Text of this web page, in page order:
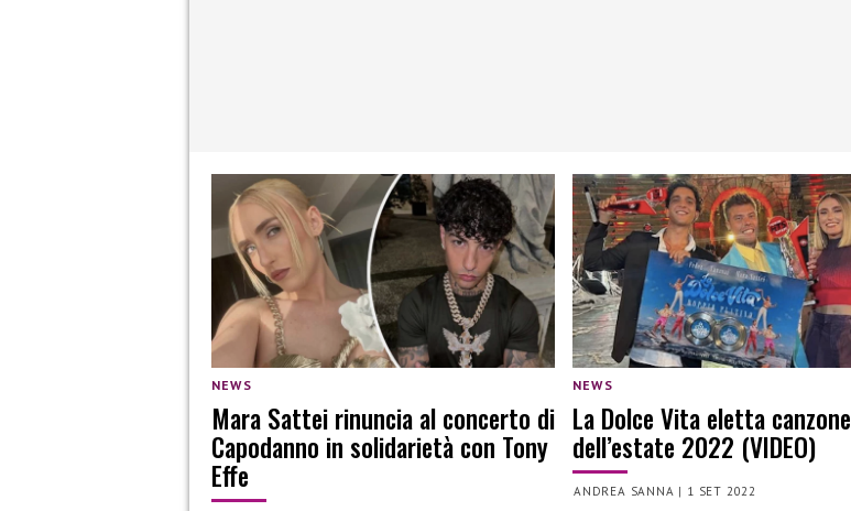
NEWS
Mara Sattei rinuncia al concerto di
Capodanno in solidarietà con Tony
Effe
NEWS
La Dolce Vita eletta canzone
dell’estate 2022 (VIDEO)
ANDREA SANNA | 1 SET 2022